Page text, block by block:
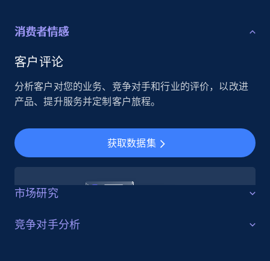
消费者情感
客户评论
分析客户对您的业务、竞争对手和行业的评价，以改进
产品、提升服务并定制客户旅程。
获取数据集
市场研究
市场趋势与增长
竞争对手分析